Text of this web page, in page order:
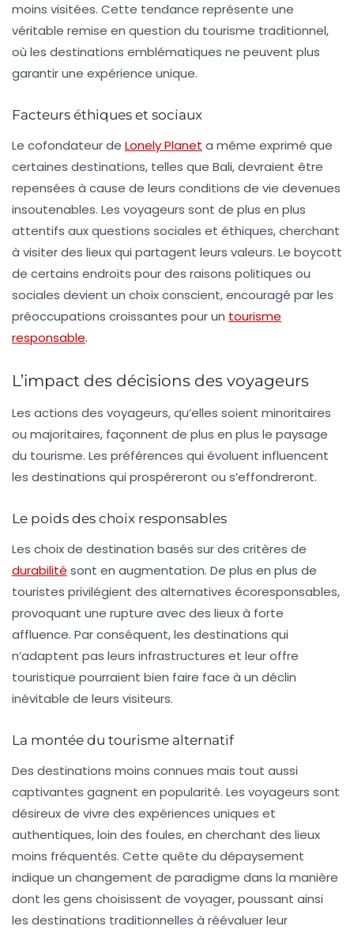
moins visitées. Cette tendance représente une
véritable remise en question du tourisme traditionnel,
où les destinations emblématiques ne peuvent plus
garantir une expérience unique.
Facteurs éthiques et sociaux
Le cofondateur de Lonely Planet a même exprimé que
certaines destinations, telles que Bali, devraient être
repensées à cause de leurs conditions de vie devenues
insoutenables. Les voyageurs sont de plus en plus
attentifs aux questions sociales et éthiques, cherchant
à visiter des lieux qui partagent leurs valeurs. Le boycott
de certains endroits pour des raisons politiques ou
sociales devient un choix conscient, encouragé par les
préoccupations croissantes pour un tourisme
responsable.
L’impact des décisions des voyageurs
Les actions des voyageurs, qu’elles soient minoritaires
ou majoritaires, façonnent de plus en plus le paysage
du tourisme. Les préférences qui évoluent influencent
les destinations qui prospéreront ou s’effondreront.
Le poids des choix responsables
Les choix de destination basés sur des critères de
durabilité sont en augmentation. De plus en plus de
touristes privilégient des alternatives écoresponsables,
provoquant une rupture avec des lieux à forte
affluence. Par conséquent, les destinations qui
n’adaptent pas leurs infrastructures et leur offre
touristique pourraient bien faire face à un déclin
inévitable de leurs visiteurs.
La montée du tourisme alternatif
Des destinations moins connues mais tout aussi
captivantes gagnent en popularité. Les voyageurs sont
désireux de vivre des expériences uniques et
authentiques, loin des foules, en cherchant des lieux
moins fréquentés. Cette quête du dépaysement
indique un changement de paradigme dans la manière
dont les gens choisissent de voyager, poussant ainsi
les destinations traditionnelles à réévaluer leur